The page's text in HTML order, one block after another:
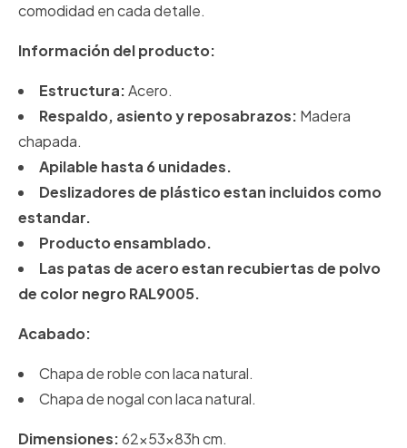
comodidad en cada detalle.
Información del producto:
Estructura:Acero.
Respaldo, asiento y reposabrazos: Madera
chapada.
Apilable hasta 6 unidades.
Deslizadores de plástico estan incluidos como
estandar.
Producto ensamblado.
Las patas de acero estan recubiertas de polvo
de color negro RAL9005.
Acabado:
Chapa de roble con laca natural.
Chapa de nogal con laca natural.
Dimensiones:62x53x83h cm.